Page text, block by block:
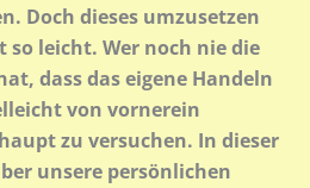
Doch dieses umzusetzen
leicht. Wer noch nie die
dass das eigene Handeln
von vornerein
zu versuchen. In dieser
unsere persönlichen